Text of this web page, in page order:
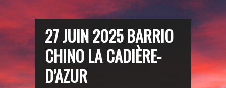
27 JUIN 2025 BARRIO
CHINO LA CADIÈRE-
D’AZUR